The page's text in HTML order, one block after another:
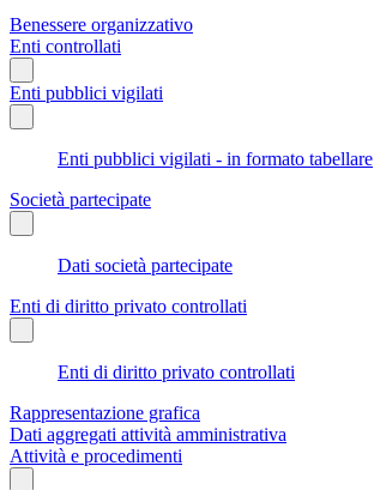
Benessere organizzativo
Enti controllati
Enti pubblici vigilati
Enti pubblici vigilati - in formato tabellare
Società partecipate
Dati società partecipate
Enti di diritto privato controllati
Enti di diritto privato controllati
Rappresentazione grafica
Dati aggregati attività amministrativa
Attività e procedimenti